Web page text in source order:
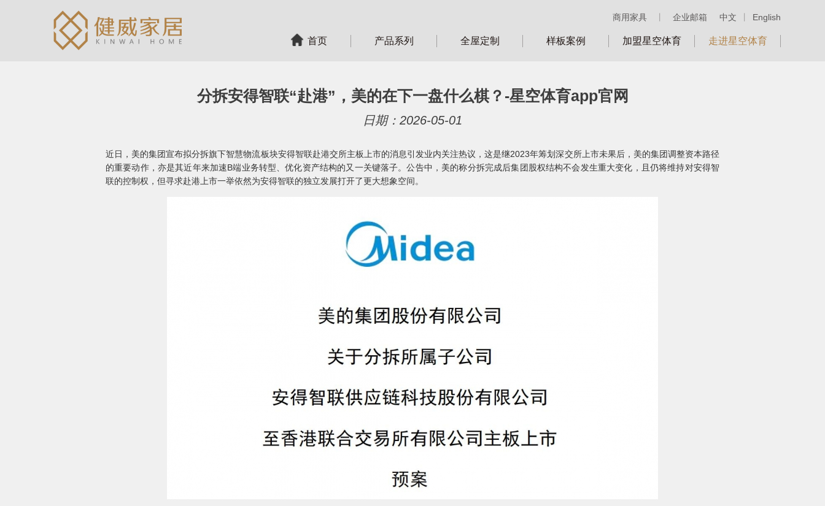
中文 English
商用家具 企业邮箱
首页 产品系列 全屋定制 样板案例 加盟星空体育 走进星空体育
分拆安得智联“赴港”，美的在下一盘什么棋？-星空体育app官网
日期：2026-05-01
近日，美的集团宣布拟分拆旗下智慧物流板块安得智联赴港交所主板上市的消息引发业内关注热议，这是继2023年筹划深交所上市未果后，美的集团调整资本路径
的重要动作，亦是其近年来加速B端业务转型、优化资产结构的又一关键落子。公告中，美的称分拆完成后集团股权结构不会发生重大变化，且仍将维持对安得智
联的控制权，但寻求赴港上市一举依然为安得智联的独立发展打开了更大想象空间。